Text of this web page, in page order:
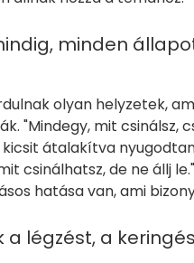
minden
olyan helyzetek,
"Mindegy, mit csinálsz,
átalakítva
csinálhatsz, de ne állj
hatása van, ami
a légzést, a